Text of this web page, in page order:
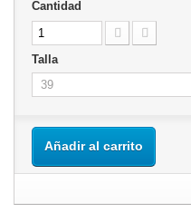
Cantidad
Talla
Añadir al carrito